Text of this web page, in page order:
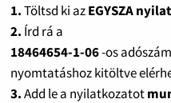
1.Töltsd ki azEGYSZA
2. Írd rá a
18464654-1-06-os
nyomtatáshoz kitöltve
3.Add le a nyilatkozatot